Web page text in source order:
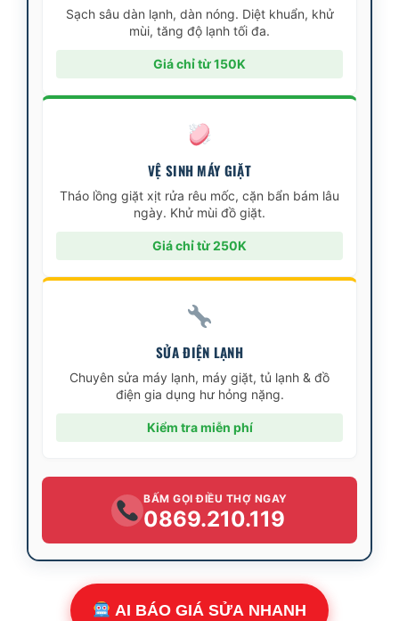
Sạch sâu dàn lạnh, dàn nóng. Diệt khuẩn, khử
mùi, tăng độ lạnh tối đa.
Giá chỉ từ 150K
VỆ SINH MÁY GIẶT
Tháo lồng giặt xịt rửa rêu mốc, cặn bẩn bám lâu
ngày. Khử mùi đồ giặt.
Giá chỉ từ 250K
SỬA ĐIỆN LẠNH
Chuyên sửa máy lạnh, máy giặt, tủ lạnh & đồ
điện gia dụng hư hỏng nặng.
Kiểm tra miễn phí
BẤM GỌI ĐIỀU THỢ NGAY
0869.210.119
AI BÁO GIÁ SỬA NHANH